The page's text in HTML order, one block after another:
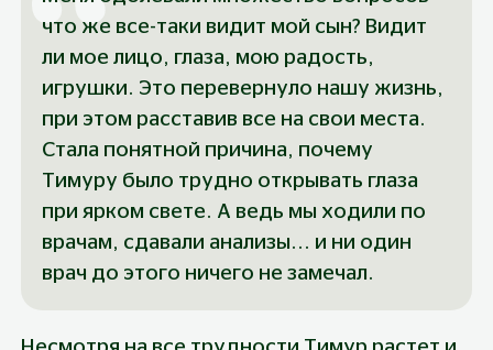
что же все-таки видит мой сын? Видит
ли мое лицо, глаза, мою радость,
игрушки. Это перевернуло нашу жизнь,
при этом расставив все на свои места.
Стала понятной причина, почему
Тимуру было трудно открывать глаза
при ярком свете. А ведь мы ходили по
врачам, сдавали анализы... и ни один
врач до этого ничего не замечал.